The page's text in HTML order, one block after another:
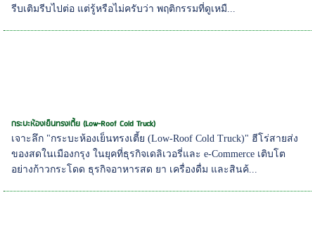
รีบเติมรีบไปต่อ แต่รู้หรือไม่ครับว่า พฤติกรรมที่ดูเหมื...
กระบะห้องเย็นทรงเตี้ย (Low-Roof Cold Truck)
เจาะลึก "กระบะห้องเย็นทรงเตี้ย (Low-Roof Cold Truck)" ฮีโร่สายส่ง
ของสดในเมืองกรุง ในยุคที่ธุรกิจเดลิเวอรี่และ e-Commerce เติบโต
อย่างก้าวกระโดด ธุรกิจอาหารสด ยา เครื่องดื่ม และสินค้...